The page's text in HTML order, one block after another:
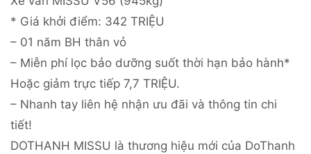
* Giá khởi điểm: 342 TRIỆU
– 01 năm BH thân vỏ
– Miễn phí lọc bảo dưỡng suốt thời hạn bảo hành*
Hoặc giảm trực tiếp 7,7 TRIỆU.
– Nhanh tay liên hệ nhận ưu đãi và thông tin chi
tiết!
DOTHANH MISSU là thương hiệu mới của DoThanh